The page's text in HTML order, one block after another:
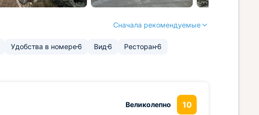
Сначала рекомендуемые
Удобства в номере6 Вид 6 Ресторан 6
Великолепно 10